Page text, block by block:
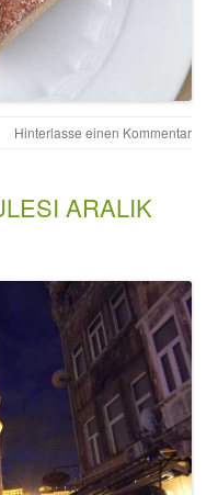
Hinterlasse einen Kommentar
ARALIK